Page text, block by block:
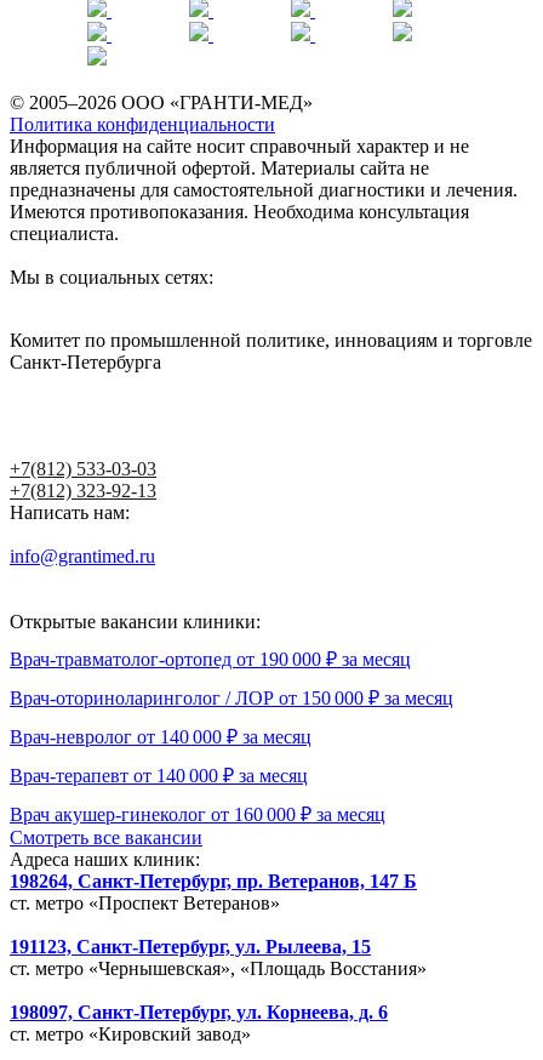
© 2005–2026 ООО «ГРАНТИ-МЕД»
Политика конфиденциальности
Информация на сайте носит справочный характер и не
является публичной офертой. Материалы сайта не
предназначены для самостоятельной диагностики и лечения.
Имеются противопоказания. Необходима консультация
специалиста.
Мы в социальных сетях:
Комитет по промышленной политике, инновациям и торговле
Санкт-Петербурга
+7(812) 533-03-03
+7(812) 323-92-13
Написать нам:
info@grantimed.ru
Открытые вакансии клиники:
Врач-травматолог-ортопед от 190 000 ₽ за месяц
Врач-оториноларинголог / ЛОР от 150 000 ₽ за месяц
Врач-невролог от 140 000 ₽ за месяц
Врач-терапевт от 140 000 ₽ за месяц
Врач акушер-гинеколог от 160 000 ₽ за месяц
Смотреть все вакансии
Адреса наших клиник:
198264, Санкт-Петербург, пр. Ветеранов, 147 Б
ст. метро «Проспект Ветеранов»
191123, Санкт-Петербург, ул. Рылеева, 15
ст. метро «Чернышевская», «Площадь Восстания»
198097, Санкт-Петербург, ул. Корнеева, д. 6
ст. метро «Кировский завод»